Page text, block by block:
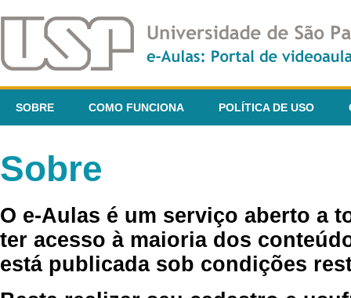
SOBRE COMO FUNCIONA POLÍTICA DE USO
Sobre
O e-Aulas é um serviço aberto a
ter acesso à maioria dos
está publicada sob condições